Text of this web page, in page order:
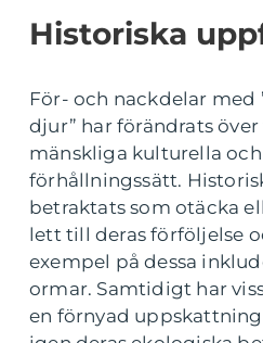
Historiska
För- och nackdelar med
djur” har förändrats
mänskliga kulturella
förhållningssätt.
betraktats som otäcka
lett till deras förföljelse
exempel på dessa
ormar. Samtidigt har
en förnyad